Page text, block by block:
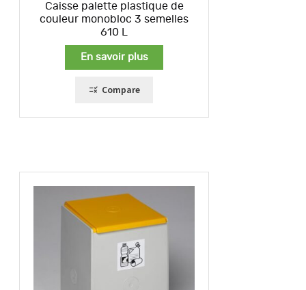
Caisse palette plastique de
couleur monobloc 3 semelles
610 L
En savoir plus
Compare